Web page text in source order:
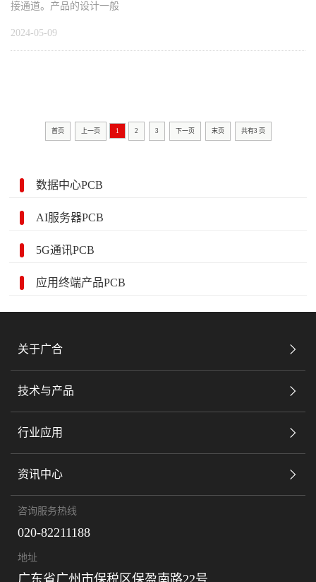
接通道。产品的设计一般
2024-05-09
首页 上一页 1 2 3 下一页 末页 共有3 页
数据中心PCB
AI服务器PCB
5G通讯PCB
应用终端产品PCB
关于广合
技术与产品
行业应用
资讯中心
咨询服务热线
020-82211188
地址
广东省广州市保税区保盈南路22号